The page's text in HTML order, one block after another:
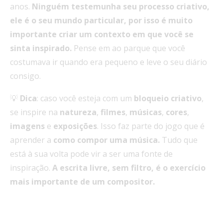
anos. Ninguém testemunha seu processo criativo,
ele é o seu mundo particular, por isso é muito
importante criar um contexto em que você se
sinta inspirado. Pense em ao parque que você
costumava ir quando era pequeno e leve o seu diário
consigo.
💡 Dica: caso você esteja com um bloqueio criativo,
se inspire na natureza, filmes, músicas, cores,
imagens e exposições. Isso faz parte do jogo que é
aprender a como compor uma música. Tudo que
está à sua volta pode vir a ser uma fonte de
inspiração. A escrita livre, sem filtro, é o exercício
mais importante de um compositor.